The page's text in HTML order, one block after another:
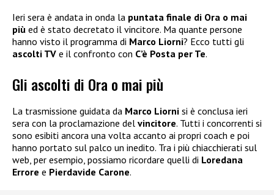
Ieri sera è andata in onda la puntata finale di Ora o mai
più ed è stato decretato il vincitore. Ma quante persone
hanno visto il programma di Marco Liorni? Ecco tutti gli
ascolti TV e il confronto con C’è Posta per Te.
Gli ascolti di Ora o mai più
La trasmissione guidata da Marco Liorni si è conclusa ieri
sera con la proclamazione del vincitore. Tutti i concorrenti si
sono esibiti ancora una volta accanto ai propri coach e poi
hanno portato sul palco un inedito. Tra i più chiacchierati sul
web, per esempio, possiamo ricordare quelli di Loredana
Errore e Pierdavide Carone.